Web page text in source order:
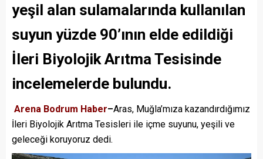
yeşil alan sulamalarında kullanılan
suyun yüzde 90’ının elde edildiği
İleri Biyolojik Arıtma Tesisinde
incelemelerde bulundu.
Arena Bodrum Haber–Aras, Muğla’mıza kazandırdığımız
İleri Biyolojik Arıtma Tesisleri ile içme suyunu, yeşili ve
geleceği koruyoruz dedi.